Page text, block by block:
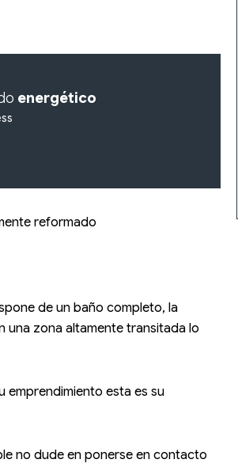
energético
reformado
de un baño completo, la
una zona altamente transitada lo
emprendimiento esta es su
no dude en ponerse en contacto